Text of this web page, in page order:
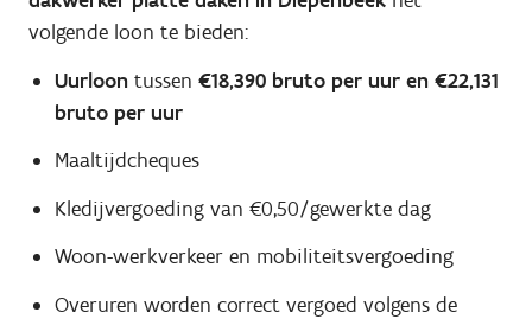
volgende loon te bieden:
Uurloontussen €18,390 bruto per uur en €22,131
bruto per uur
Maaltijdcheques
Kledijvergoeding van €0,50/gewerkte dag
Woon-werkverkeer en mobiliteitsvergoeding
Overuren worden correct vergoed volgens de